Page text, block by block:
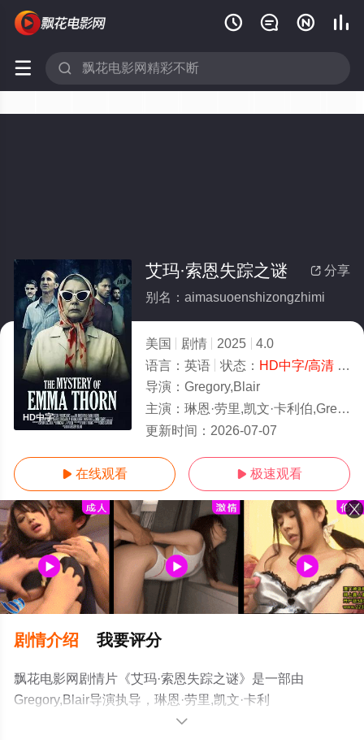
   
 
HD中字
 分享
艾玛·索恩失踪之谜
别名：aimasuoenshizongzhimi
美国 剧情 2025
4.0
语言： 英语 状态： HD中字/高清- 免费在线观看
导演： Gregory,Blair
主演： 琳恩·劳里,凯文·卡利伯,Gregory,Blair
更新时间： 2026-07-07
 在线观看  极速观看
剧情介绍 我要评分
飘花电影网剧情片《艾玛·索恩失踪之谜》是一部由
Gregory,Blair导演执导，琳恩·劳里,凯文·卡利
伯,Gregory,Blair等演员精彩演绎的美国电影，手机免费观
